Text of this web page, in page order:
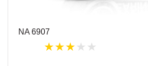
NA 6907